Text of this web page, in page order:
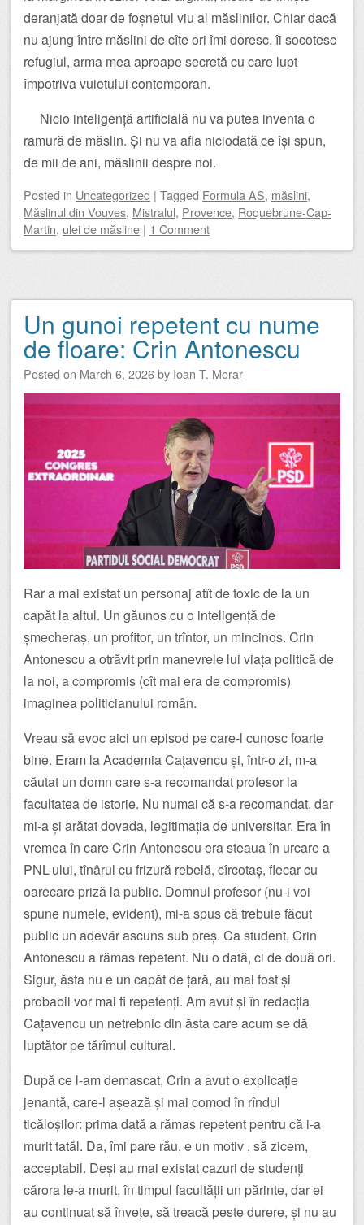
deranjată doar de foșnetul viu al măslinilor. Chiar dacă
nu ajung între măslini de cîte ori îmi doresc, îi socotesc
refugiul, arma mea aproape secretă cu care lupt
împotriva vuietului contemporan.
Nicio inteligență artificială nu va putea inventa o
ramură de măslin. Și nu va afla niciodată ce își spun,
de mii de ani, măslinii despre noi.
Posted in Uncategorized | Tagged Formula AS, măslini,
Măslinul din Vouves, Mistralul, Provence, Roquebrune-Cap-
Martin, ulei de măsline | 1 Comment
Un gunoi repetent cu nume
de floare: Crin Antonescu
Posted on March 6, 2026by Ioan T. Morar
Rar a mai existat un personaj atît de toxic de la un
capăt la altul. Un găunos cu o inteligență de
șmecheraș, un profitor, un trîntor, un mincinos. Crin
Antonescu a otrăvit prin manevrele lui viața politică de
la noi, a compromis (cît mai era de compromis)
imaginea politicianului român.
Vreau să evoc aici un episod pe care-l cunosc foarte
bine. Eram la Academia Cațavencu și, într-o zi, m-a
căutat un domn care s-a recomandat profesor la
facultatea de istorie. Nu numai că s-a recomandat, dar
mi-a și arătat dovada, legitimația de universitar. Era în
vremea în care Crin Antonescu era steaua în urcare a
PNL-ului, tînârul cu frizură rebelă, cîrcotaș, flecar cu
oarecare priză la public. Domnul profesor (nu-i voi
spune numele, evident), mi-a spus că trebuie făcut
public un adevăr ascuns sub preș. Ca student, Crin
Antonescu a rămas repetent. Nu o dată, ci de două ori.
Sigur, ăsta nu e un capăt de țară, au mai fost și
probabil vor mai fi repetenți. Am avut și în redacția
Cațavencu un netrebnic din ăsta care acum se dă
luptător pe tărîmul cultural.
După ce l-am demascat, Crin a avut o explicație
jenantă, care-l așează și mai comod în rîndul
ticăloșilor: prima dată a rămas repetent pentru că i-a
murit tatăl. Da, îmi pare rău, e un motiv , să zicem,
acceptabil. Deși au mai existat cazuri de studenți
cărora le-a murit, în timpul facultății un părinte, dar ei
au continuat să învețe, să treacă peste durere, și nu au